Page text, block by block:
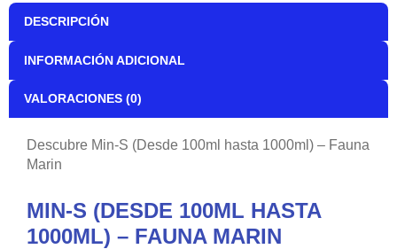
DESCRIPCIÓN
INFORMACIÓN ADICIONAL
VALORACIONES (0)
Descubre Min-S (Desde 100ml hasta 1000ml) – Fauna
Marin
MIN-S (DESDE 100ML HASTA
1000ML) – FAUNA MARIN